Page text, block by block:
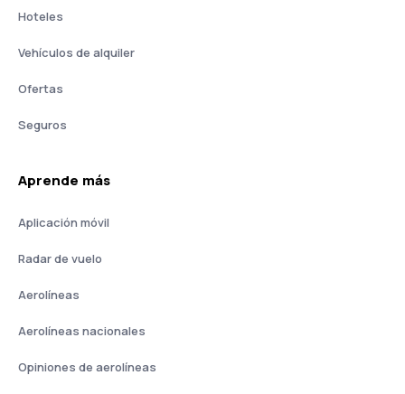
Hoteles
Vehículos de alquiler
Ofertas
Seguros
Aprende más
Aplicación móvil
Radar de vuelo
Aerolíneas
Aerolíneas nacionales
Opiniones de aerolíneas